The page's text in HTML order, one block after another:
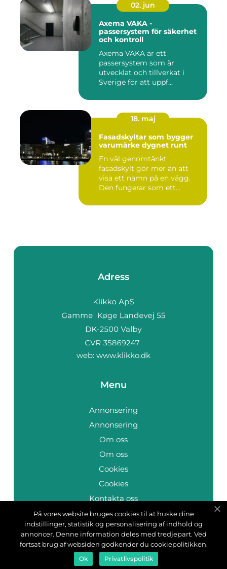
02. jun
Axema VAKA -
passersystem för säkerhet
och kontroll
Axema VAKA är ett
passersystem som är
utvecklat och tillverkat i
Sverige för att uppf...
18. maj
Fasadskyltar som bygger
varumärke dygnet runt
En väl genomtänkt
fasadskylt gör mer än att
visa ett namn på en vägg.
Den fungerar som ett
Adress
web: www.klikko.dk
Menu
Annonsering
Annonsering
Om oss
Om oss
Cookies
Cookies
Kontakta oss
Kontakta oss
Sitemap
Sitemap
På vores website bruges cookies til at huske dine
indstillinger, statistik og personalisering af indhold og
annoncer. Denne information deles med tredjepart. Ved
fortsat brug af websiden godkender du cookiepolitikken.
Ok Privatlivspolitik